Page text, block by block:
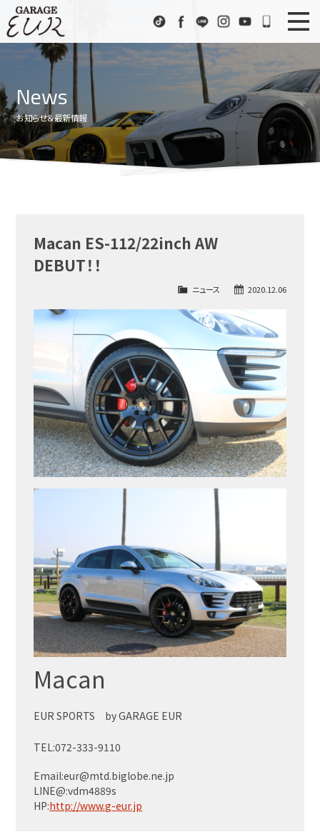
TikTokFacebook
LINE InstagramYoutube072-
ニュース
Stock List
在庫車情報
EUR Sports
EURスポーツ
アクセス
News
お知らせ＆最新情報
Macan ES-112/22inch AW
DEBUT！！
2020.12.06
ニュース
Macan
EUR SPORTS by GARAGE EUR
TEL:072-333-9110
Email:eur@mtd.biglobe.ne.jp
LINE@:vdm4889s
HP:http://www.g-eur.jp